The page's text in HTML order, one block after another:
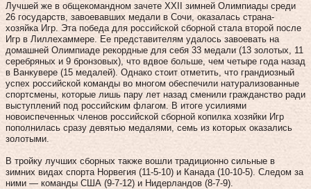
Лучшей же в общекомандном зачете XXII зимней Олимпиады среди
26 государств, завоевавших медали в Сочи, оказалась страна-
хозяйка Игр. Эта победа для российской сборной стала второй после
Игр в Лиллехаммере. Ее представителям удалось завоевать на
домашней Олимпиаде рекордные для себя 33 медали (13 золотых, 11
серебряных и 9 бронзовых), что вдвое больше, чем четыре года назад
в Ванкувере (15 медалей). Однако стоит отметить, что грандиозный
успех российской команды во многом обеспечили натурализованные
спортсмены, которые лишь пару лет назад сменили гражданство ради
выступлений под российским флагом. В итоге усилиями
новоиспеченных членов российской сборной копилка хозяйки Игр
пополнилась сразу девятью медалями, семь из которых оказались
золотыми.
В тройку лучших сборных также вошли традиционно сильные в
зимних видах спорта Норвегия (11‑5‑10) и Канада (10‑10‑5). Следом за
ними — команды США (9‑7‑12) и Нидерландов (8‑7‑9).